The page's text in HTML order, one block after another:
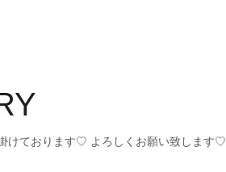
けております♡ よろしくお願い致します♡